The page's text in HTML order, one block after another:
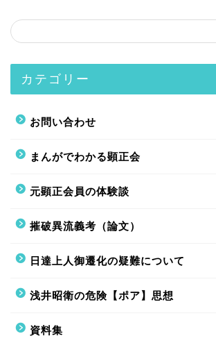
カテゴリー
お問い合わせ
まんがでわかる顕正会
元顕正会員の体験談
摧破異流義考（論文）
日達上人御遷化の疑難について
浅井昭衛の危険【ポア】思想
資料集